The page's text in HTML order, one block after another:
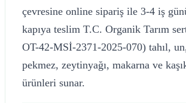
çevresine online sipariş ile 3-4 iş
kapıya teslim T.C. Organik Tarım
OT-42-MSİ-2371-2025-070) tahıl,
pekmez, zeytinyağı, makarna ve
ürünleri sunar.